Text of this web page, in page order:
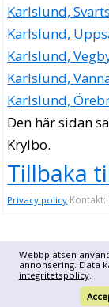
Webbplatsen
annonsering. Data
integritetspolicy.
Karlslund,
Karlslund,
Karlslund,
Karlslund,
Karlslund,
Den här sidan
Krylbo.
Tillbaka
Privacy policy